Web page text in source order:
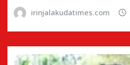
irinjalakudatimes.com